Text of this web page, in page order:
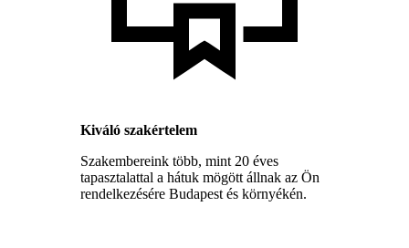
Kiváló szakértelem
Szakembereink több, mint 20 éves
tapasztalattal a hátuk mögött állnak az Ön
rendelkezésére Budapest és környékén.